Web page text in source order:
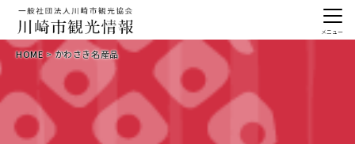
HOME かわさき名産品
メニュー